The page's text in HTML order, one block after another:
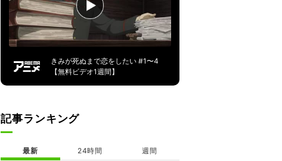
きみが死ぬまで恋をしたい #1〜4
【無料ビデオ1週間】
記事ランキング
最新 24時間 週間